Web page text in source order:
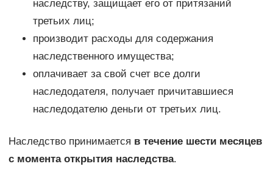
наследству, защищает его от притязаний
третьих лиц;
производит расходы для содержания
наследственного имущества;
оплачивает за свой счет все долги
наследодателя, получает причитавшиеся
наследодателю деньги от третьих лиц.
Наследство принимается в течение шести месяцев
с момента открытия наследства.